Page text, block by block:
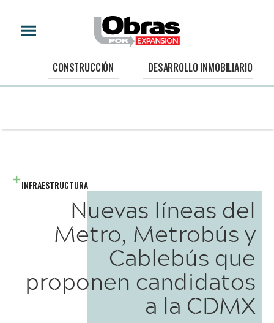
CONSTRUCCIÓN DESARROLLO INMOBILIARIO
INFRAESTRUCTURA
Nuevas líneas del
Metro, Metrobús y
Cablebús que
proponen candidatos
a la CDMX